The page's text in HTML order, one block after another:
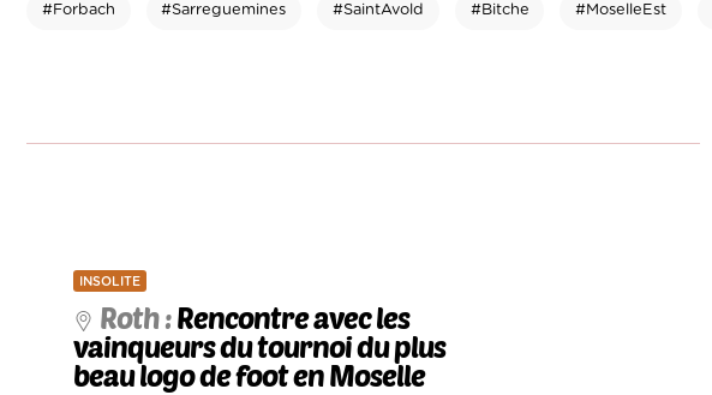
#Forbach #Sarreguemines #SaintAvold #Bitche #MoselleEst
INSOLITE
Roth :Rencontre avec les
vainqueurs du tournoi du plus
beau logo de foot en Moselle